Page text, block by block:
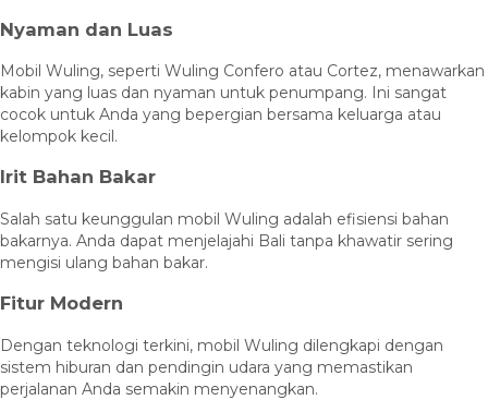
Nyaman dan Luas
Mobil Wuling, seperti Wuling Confero atau Cortez, menawarkan
kabin yang luas dan nyaman untuk penumpang. Ini sangat
cocok untuk Anda yang bepergian bersama keluarga atau
kelompok kecil.
Irit Bahan Bakar
Salah satu keunggulan mobil Wuling adalah efisiensi bahan
bakarnya. Anda dapat menjelajahi Bali tanpa khawatir sering
mengisi ulang bahan bakar.
Fitur Modern
Dengan teknologi terkini, mobil Wuling dilengkapi dengan
sistem hiburan dan pendingin udara yang memastikan
perjalanan Anda semakin menyenangkan.